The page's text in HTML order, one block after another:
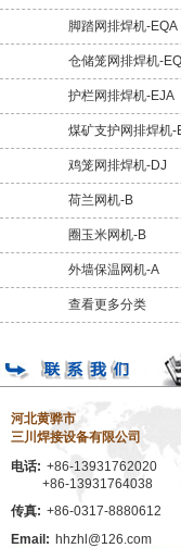
脚踏网排焊机-EQA
仓储笼网排焊机-
护栏网排焊机-EJA
煤矿支护网排焊机-
鸡笼网排焊机-DJ
荷兰网机-B
圈玉米网机-B
外墙保温网机-A
查看更多分类
河北黄骅市
三川焊接设备有限公司
电话: +86-13931762020
+86-13931764038
传真: +86-0317-8880612
Email: hhzhl@126.com